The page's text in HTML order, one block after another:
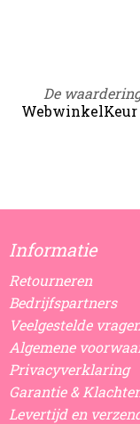
De
Informatie
Retourneren
Bedrijfspartners
Veelgestelde
Algemene
Privacyverklaring
Garantie &
Levertijd en